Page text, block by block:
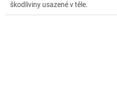
škodliviny usazené v těle.